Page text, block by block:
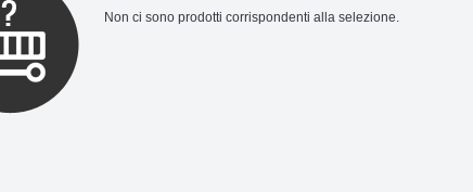
Non ci sono prodotti corrispondenti alla selezione.